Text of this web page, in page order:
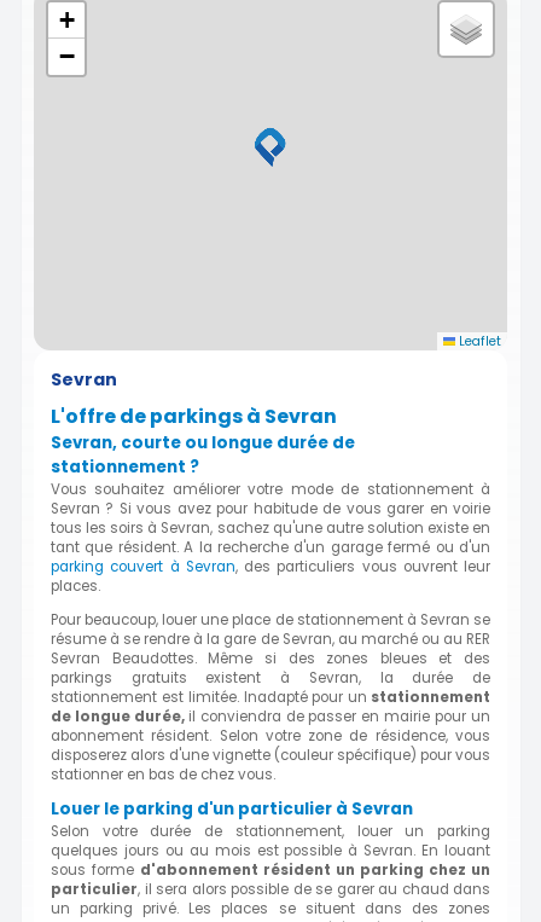
+
−
Leaflet
Sevran
L'offre de parkings à Sevran
Sevran, courte ou longue durée de
stationnement ?
Vous souhaitez améliorer votre mode de stationnement à
Sevran ? Si vous avez pour habitude de vous garer en voirie
tous les soirs à Sevran, sachez qu'une autre solution existe en
tant que résident. A la recherche d'un garage fermé ou d'un
parking couvert à Sevran, des particuliers vous ouvrent leur
places.
Pour beaucoup, louer une place de stationnement à Sevran se
résume à se rendre à la gare de Sevran, au marché ou au RER
Sevran Beaudottes. Même si des zones bleues et des
parkings gratuits existent à Sevran, la durée de
stationnement est limitée. Inadapté pour un stationnement
de longue durée, il conviendra de passer en mairie pour un
abonnement résident. Selon votre zone de résidence, vous
disposerez alors d'une vignette (couleur spécifique) pour vous
stationner en bas de chez vous.
Louer le parking d'un particulier à Sevran
Selon votre durée de stationnement, louer un parking
quelques jours ou au mois est possible à Sevran. En louant
sous forme d'abonnement résident un parking chez un
particulier, il sera alors possible de se garer au chaud dans
un parking privé. Les places se situent dans des zones